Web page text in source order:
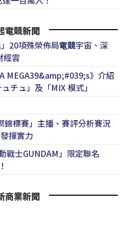
電競新聞
20項殊榮佈局電競宇宙、深
經雲
MEGA39&amp;#039;s》介紹
チュ」及「MIX 模式」
錦標賽」主播、賽評分析賽況
揮實力
戰士GUNDAM」限定聯名
商業新聞